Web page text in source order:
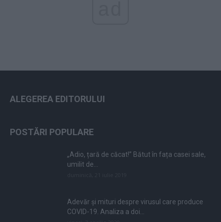
ALEGEREA EDITORULUI
POSTĂRI POPULARE
„Adio, țară de căcat!” Bătut în fața casei sale,
umilit de...
Adevăr și mituri despre virusul care produce
COVID-19. Analiza a doi...